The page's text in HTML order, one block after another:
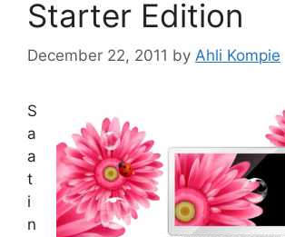
Starter Edition
December 22, 2011 by Ahli Kompie
S
a
a
t
i
n